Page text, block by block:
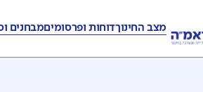
מצב החינוךדוחות ופרסומיםמבחנים